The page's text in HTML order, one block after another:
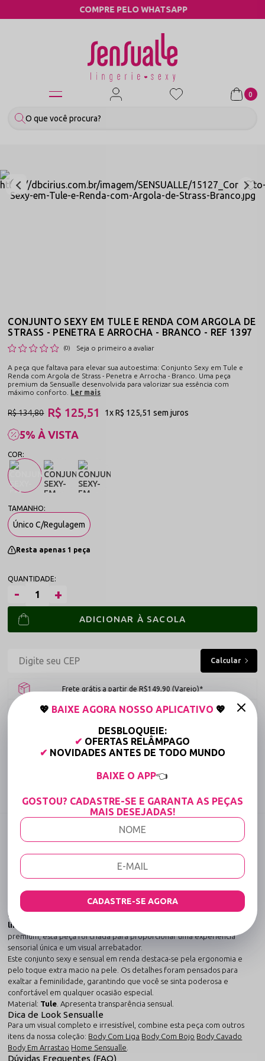
COMPRE PELO WHATSAPP
0
CONJUNTO SEXY EM TULE E RENDA COM ARGOLA DE
STRASS - PENETRA E ARROCHA - BRANCO - REF 1397
(0) Seja o primeiro a avaliar
A peça que faltava para elevar sua autoestima: Conjunto Sexy em Tule e
Renda com Argola de Strass - Penetra e Arrocha - Branco. Uma peça
premium da Sensualle desenvolvida para valorizar sua essência com
máximo conforto.
Ler mais
5% À VISTA
R$ 134,80 R$ 125,51 1xR$ 125,51sem juros
Único C/Regulagem
ADICIONAR À SACOLA
Resta apenas 1 peça
Frete grátis a partir de R$149,90 (Varejo)*
Até 6x Sem Juros (Varejo)
15% OFF para Compras Acima de R$400,00 (Varejo)
DESCRIÇÃO COMPLETA
Conjunto Sexy em Tule e Renda com Argola de
Strass - Penetra e Arrocha - Branco
Sofisticação artesanal aliada à tecnologia têxtil de ponta.
Conjunto Sexy em Tule e Renda com Argola de Strass -
Penetra e Arrocha - Brancoredefine o conceito deconjunto de
lingerie sexy
premium, esta peça foi criada para proporcionar uma experiência
sensorial única e um visual arrebatador.
Este conjunto sexy e sensual em renda destaca-se pela ergonomia e
pelo toque extra macio na pele. Os detalhes foram pensados para
exaltar a feminilidade, garantindo que você se sinta poderosa e
confortável em qualquer ocasião especial.
Material: Tule . Apresenta transparência sensual.
Dica de Look Sensualle
Para um visual completo e irresistível, combine esta peça com outros
itens da nossa coleção: Body Com Liga Body Com Bojo Body Cavado
Body Em Arrastao Home Sensualle
Dúvidas Frequentes (FAQ)
💖 BAIXE AGORA NOSSO APLICATIVO 💖
DESBLOQUEIE:
✔ OFERTAS RELÂMPAGO
✔ NOVIDADES ANTES DE TODO MUNDO
BAIXE O APP👈
GOSTOU? CADASTRE-SE E GARANTA AS PEÇAS
MAIS DESEJADAS!
CADASTRE-SE AGORA